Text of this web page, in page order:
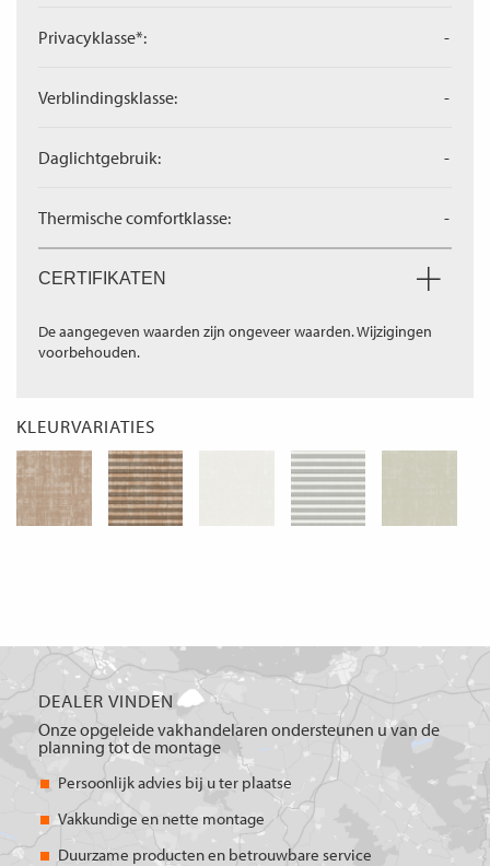
Privacyklasse*: -
Verblindingsklasse: -
Daglichtgebruik: -
Thermische comfortklasse: -
CERTIFIKATEN
De aangegeven waarden zijn ongeveer waarden. Wijzigingen
voorbehouden.
KLEURVARIATIES
DEALER VINDEN
Onze opgeleide vakhandelaren ondersteunen u van de
planning tot de montage
Persoonlijk advies bij u ter plaatse
Vakkundige en nette montage
Duurzame producten en betrouwbare service